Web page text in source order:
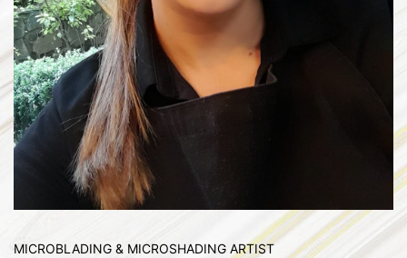
MICROBLADING & MICROSHADING ARTIST